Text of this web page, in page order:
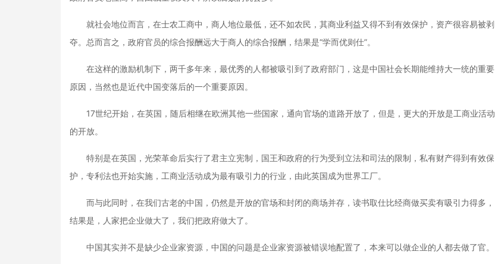
就社会地位而言，在士农工商中，商人地位最低，还不如农民，其商业利益又得不到有效保护，资产很容易被剥
夺。总而言之，政府官员的综合报酬远大于商人的综合报酬，结果是“学而优则仕”。
在这样的激励机制下，两千多年来，最优秀的人都被吸引到了政府部门，这是中国社会长期能维持大一统的重要
原因，当然也是近代中国变落后的一个重要原因。
17世纪开始，在英国，随后相继在欧洲其他一些国家，通向官场的道路开放了，但是，更大的开放是工商业活动
的开放。
特别是在英国，光荣革命后实行了君主立宪制，国王和政府的行为受到立法和司法的限制，私有财产得到有效保
护，专利法也开始实施，工商业活动成为最有吸引力的行业，由此英国成为世界工厂。
而与此同时，在我们古老的中国，仍然是开放的官场和封闭的商场并存，读书取仕比经商做买卖有吸引力得多，
结果是，人家把企业做大了，我们把政府做大了。
中国其实并不是缺少企业家资源，中国的问题是企业家资源被错误地配置了，本来可以做企业的人都去做了官。